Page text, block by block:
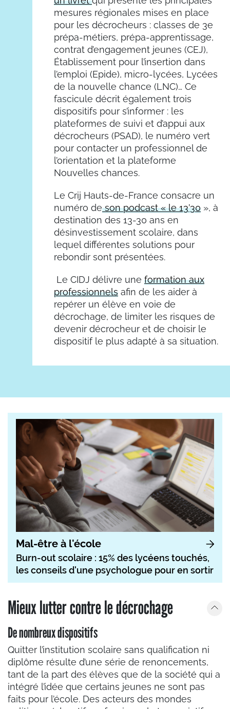
mesures régionales mises en place
pour les décrocheurs : classes de 3e
prépa-métiers, prépa-apprentissage,
contrat d’engagement jeunes (CEJ),
Établissement pour l’insertion dans
l’emploi (Epide), micro-lycées, Lycées
de la nouvelle chance (LNC)… Ce
fascicule décrit également trois
dispositifs pour s’informer : les
plateformes de suivi et d’appui aux
décrocheurs (PSAD), le numéro vert
pour contacter un professionnel de
l’orientation et la plateforme
Nouvelles chances.
Le Crij Hauts-de-France consacre un
numéro deson podcast « le 13’30 », à
destination des 13-30 ans en
désinvestissement scolaire, dans
lequel différentes solutions pour
rebondir sont présentées.
Le CIDJ délivre une formation aux
professionnels afin de les aider à
repérer un élève en voie de
décrochage, de limiter les risques de
devenir décrocheur et de choisir le
dispositif le plus adapté à sa situation.
Mal-être à l'école
Burn-out scolaire : 15% des lycéens touchés,
les conseils d'une psychologue pour en sortir
Mieux lutter contre le décrochage
De nombreux dispositifs
Quitter l’institution scolaire sans qualification ni
diplôme résulte d’une série de renoncements,
tant de la part des élèves que de la société qui a
intégré l’idée que certains jeunes ne sont pas
faits pour l’école. Des acteurs des mondes